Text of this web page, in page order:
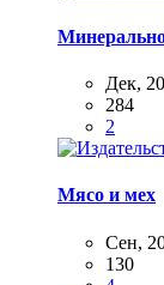
Дек,
284
2
Мясо и мех
Сен,
130